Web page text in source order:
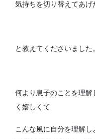
気持ちを切り替えてあげ
と教えてくださいました
何より息子のことを理
く嬉しくて
こんな風に自分を理解